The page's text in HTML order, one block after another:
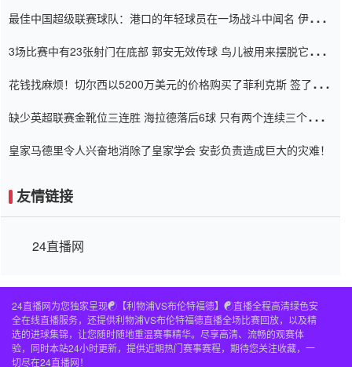
最佳中国超级联赛球队：港口的年轻球员在一场战斗中闻名 伊万放
3场比赛中有23张射门在底部 郭安无效传球 鸟儿被用来摆脱它
花钱找麻烦！切尔西以5200万美元的价格购买了菲利克斯 签了7年
缺少英超联赛金靴位三连胜 海拉德落后6球 只有两个连续三个连续
皇家马德里令人兴奋地消除了皇家学会 安彭负责造成巨大的灾难！
友情链接
24直播网
24直播网为您独家呈现☯️【利物浦VS布伦特福德】☯️直播全程高清绿色安
全在线直播服务，还提供利物浦VS布伦特福德直播全场比赛回放，以及精
选的进球集锦，让您随时随地重温赛事精华。尽享高清、流畅的观赛体
验，同时本站24小时更新，提供近期热门赛事赛程，期待您关注收藏，一
切尽在24直播网！